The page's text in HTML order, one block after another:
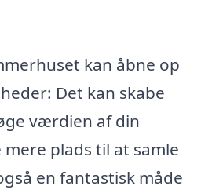
kan åbne op
Det kan skabe
værdien af din
plads til at samle
en fantastisk måde